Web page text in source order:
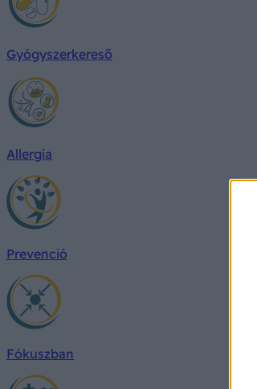
Gyógyszerkereső
Allergia
Prevenció
Fókuszban